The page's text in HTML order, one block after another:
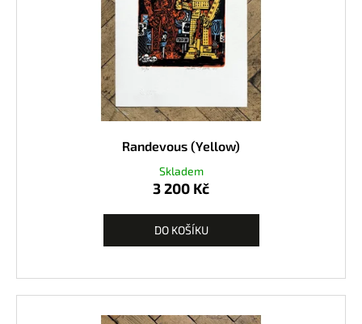
Randevous (Yellow)
Skladem
3 200 Kč
DO KOŠÍKU